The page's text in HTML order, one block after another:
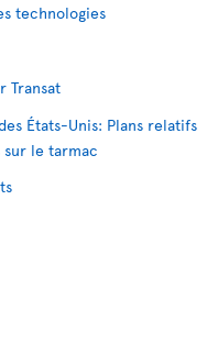
technologies
Transat
États-Unis: Plans relatifs
le tarmac